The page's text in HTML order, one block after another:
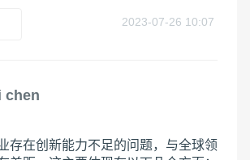
2023-07-26 10:07
chen
存在创新能力不足的问题，与全球领